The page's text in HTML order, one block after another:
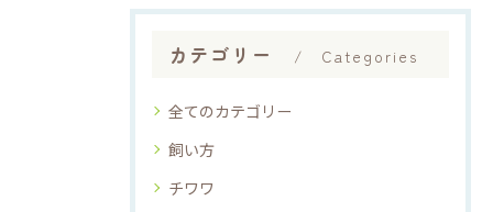
カテゴリー Categories
全てのカテゴリー
飼い方
チワワ